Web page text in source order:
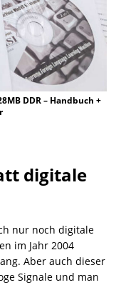
DDR – Handbuch +
digitale
nur noch digitale
im Jahr 2004
Aber auch dieser
Signale und man